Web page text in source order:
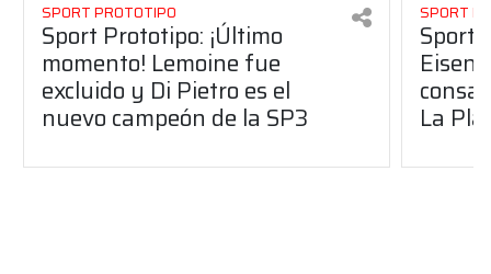
SPORT PROTOTIPO
Sport Prototipo: ¡Último
momento! Lemoine fue
excluido y Di Pietro es el
nuevo campeón de la SP3
SPORT
Sport
La